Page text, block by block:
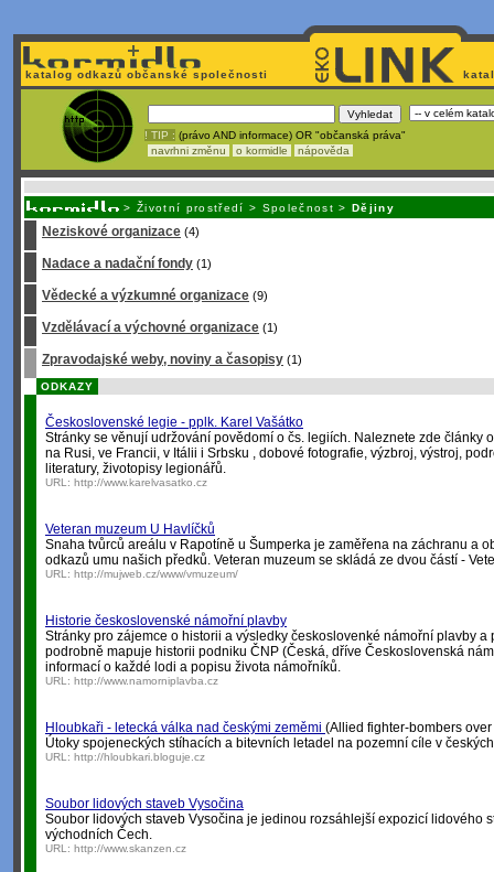
katalog odkazů občanské společnosti
! TIP : (právo AND informace) OR "občanská práva"
navrhni změnu
o kormidle nápověda
> Životní prostředí > Společnost >Dějiny
Neziskové organizace (4)
Nadace a nadační fondy (1)
Vědecké a výzkumné organizace (9)
Vzdělávací a výchovné organizace (1)
Zpravodajské weby, noviny a časopisy (1)
ODKAZY
Československé legie - pplk. Karel Vašátko
Stránky se věnují udržování povědomí o čs. legiích. Naleznete zde články
na Rusi, ve Francii, v Itálii i Srbsku , dobové fotografie, výzbroj, výstroj,
literatury, životopisy legionářů.
URL: http://www.karelvasatko.cz
Veteran muzeum U Havlíčků
Snaha tvůrců areálu v Rapotíně u Šumperka je zaměřena na záchranu a
odkazů umu našich předků. Veteran muzeum se skládá ze dvou částí -
URL: http://mujweb.cz/www/vmuzeum/
Historie československé námořní plavby
Stránky pro zájemce o historii a výsledky českoslovenké námořní plavby
podrobně mapuje historii podniku ČNP (Česká, dříve Československá
informací o každé lodi a popisu života námořníků.
URL: http://www.namorniplavba.cz
Hloubkaři - letecká válka nad českými zeměmi (Allied fighter-bombers
Útoky spojeneckých stíhacích a bitevních letadel na pozemní cíle v
URL: http://hloubkari.bloguje.cz
Soubor lidových staveb Vysočina
Soubor lidových staveb Vysočina je jedinou rozsáhlejší expozicí lidového
východních Čech.
URL: http://www.skanzen.cz